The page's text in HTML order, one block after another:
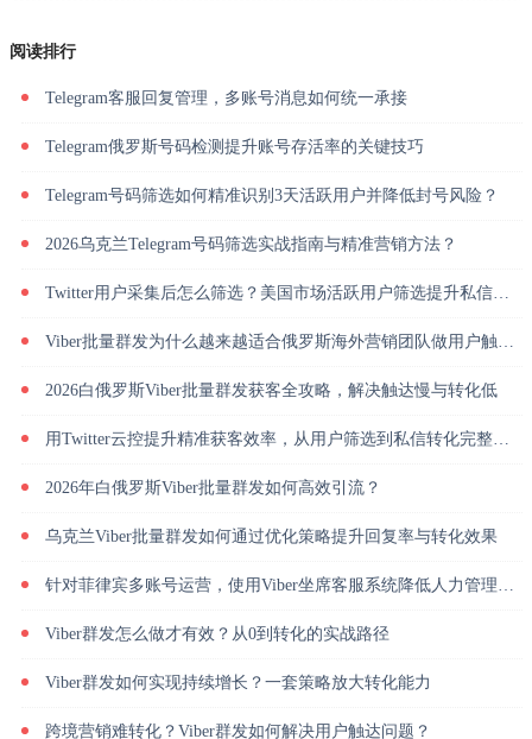
阅读排行
Telegram客服回复管理，多账号消息如何统一承接
Telegram俄罗斯号码检测提升账号存活率的关键技巧
Telegram号码筛选如何精准识别3天活跃用户并降低封号风险？
2026乌克兰Telegram号码筛选实战指南与精准营销方法？
Twitter用户采集后怎么筛选？美国市场活跃用户筛选提升私信回复率
Viber批量群发为什么越来越适合俄罗斯海外营销团队做用户触达？
2026白俄罗斯Viber批量群发获客全攻略，解决触达慢与转化低
用Twitter云控提升精准获客效率，从用户筛选到私信转化完整解析
2026年白俄罗斯Viber批量群发如何高效引流？
乌克兰Viber批量群发如何通过优化策略提升回复率与转化效果
针对菲律宾多账号运营，使用Viber坐席客服系统降低人力管理成本
Viber群发怎么做才有效？从0到转化的实战路径
Viber群发如何实现持续增长？一套策略放大转化能力
跨境营销难转化？Viber群发如何解决用户触达问题？